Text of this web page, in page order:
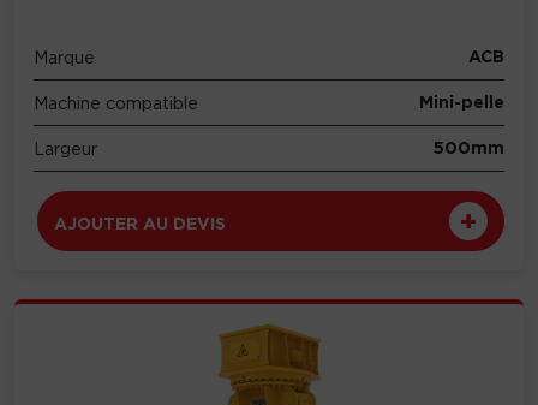
Marque ACB
Machine compatible Mini-pelle
Largeur 500mm
AJOUTER AU DEVIS